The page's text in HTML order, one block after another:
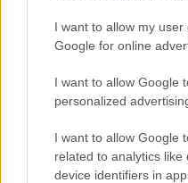
I want to allow my
Google for online
I want to allow Google
personalized
I want to allow Google
related to analytics like
device identifiers in
ΚΟΣΜΟΣ09·08·2026 07:44
Η αυτοκρατορία του
που φέρεται να
όρος Greek Mafia